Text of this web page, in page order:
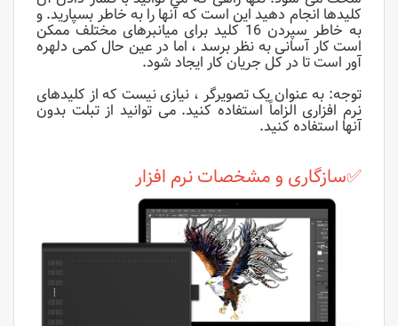
کلیدها انجام دهید این است که آنها را به خاطر بسپارید. و
به خاطر سپردن 16 کلید برای میانبرهای مختلف ممکن
است کار آسانی به نظر برسد ، اما در عین حال کمی دلهره
آور است تا در کل جریان کار ایجاد شود.
توجه: به عنوان یک تصویرگر ، نیازی نیست که از کلیدهای
نرم افزاری الزاماً استفاده کنید. می توانید از تبلت بدون
آنها استفاده کنید.
✅سازگاری و مشخصات نرم افزار